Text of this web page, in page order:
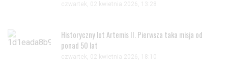
czwartek, 02 kwietnia 2026, 13:28
Historyczny lot Artemis II. Pierwsza taka misja od
ponad 50 lat
czwartek, 02 kwietnia 2026, 18:10